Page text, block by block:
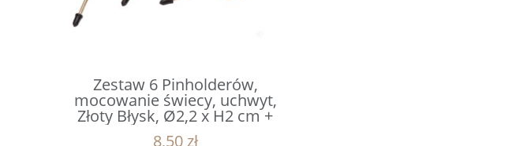
Zestaw 6 Pinholderów,
mocowanie świecy, uchwyt,
Złoty Błysk, Ø2,2 x H2 cm +
Gwóźdź 4 cm
8,50 zł